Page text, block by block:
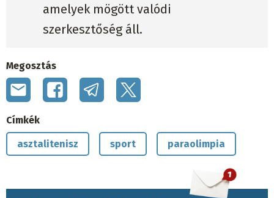
amelyek mögött valódi
szerkesztőség áll.
Megosztás
Címkék
asztalitenisz sport paraolimpia